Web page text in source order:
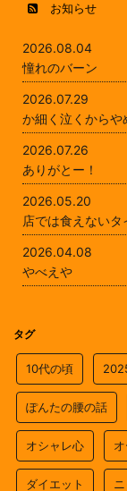
お知らせ
2026.08.04
憧れのバーン
2026.07.29
か細く泣くからや
2026.07.26
ありがとー！
2026.05.20
店では食えないタ
2026.04.08
やべえや
タグ
10代の頃
ぽんたの腰の話
オシャレ心
ダイエット